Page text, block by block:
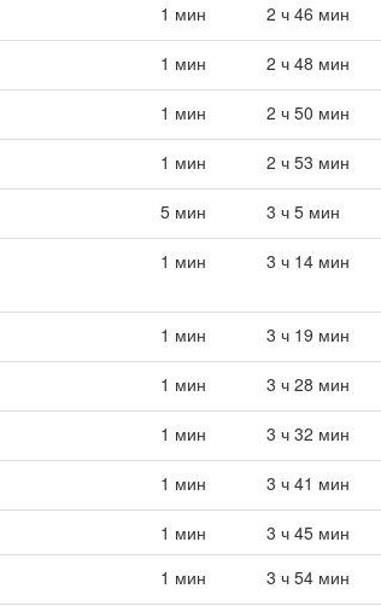
1 мин 2 ч 46 мин
1 мин 2 ч 48 мин
1 мин 2 ч 50 мин
1 мин 2 ч 53 мин
5 мин 3 ч 5 мин
1 мин 3 ч 14 мин
1 мин 3 ч 19 мин
1 мин 3 ч 28 мин
1 мин 3 ч 32 мин
1 мин 3 ч 41 мин
1 мин 3 ч 45 мин
1 мин 3 ч 54 мин